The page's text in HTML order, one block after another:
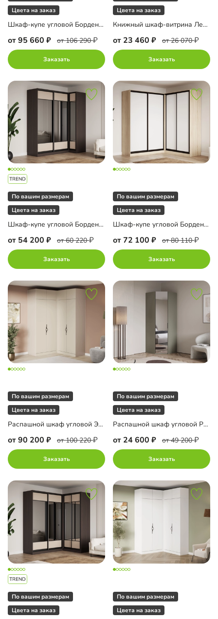
Цвета на заказ
Шкаф-купе угловой Борден-6-6 2200 Премиум
от 95 660 от 106 290
Заказать
Цвета на заказ
Книжный шкаф-витрина Лестер-9-500 + А8 с антресолью
от 23 460 от 26 070
Заказать
По вашим размерам
Цвета на заказ
Шкаф-купе угловой Борден-5-1 1000
от 54 200 от 60 220
Заказать
По вашим размерам
Цвета на заказ
Шкаф-купе угловой Борден-6-6 2000
от 72 100 от 80 110
Заказать
По вашим размерам
Цвета на заказ
Распашной шкаф угловой Элавия-2-550 Премиум с антресолью
от 90 200 от 100 220
Заказать
По вашим размерам
Цвета на заказ
Распашной шкаф угловой Руан-800
от 24 600 от 49 200
Заказать
По вашим размерам
Цвета на заказ
По вашим размерам
Цвета на заказ